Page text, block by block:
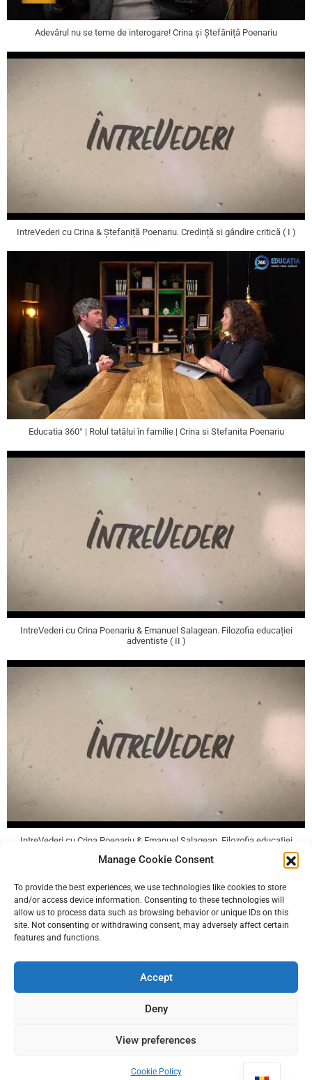
Manage Cookie Consent
To provide the best experiences, we use technologies like cookies to store
and/or access device information. Consenting to these technologies will
allow us to process data such as browsing behavior or unique IDs on this
site. Not consenting or withdrawing consent, may adversely affect certain
features and functions.
Accept
Deny
View preferences
Cookie Policy
Adevărul nu se teme de interogare! Crina și Ștefăniță Poenariu
IntreVederi cu Crina & Ștefaniță Poenariu. Credință si gândire critică ( I )
Educatia 360° | Rolul tatălui în familie | Crina si Stefanita Poenariu
IntreVederi cu Crina Poenariu & Emanuel Salagean. Filozofia educației
adventiste ( II )
IntreVederi cu Crina Poenariu & Emanuel Salagean. Filozofia educației